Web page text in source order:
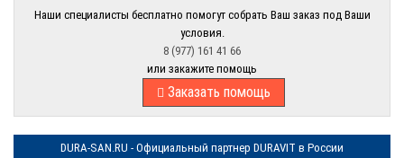
Наши специалисты бесплатно помогут собрать Ваш заказ под Ваши
условия.
8 (977) 161 41 66
или закажите помощь
Заказать помощь
DURA-SAN.RU - Официальный партнер DURAVIT в России